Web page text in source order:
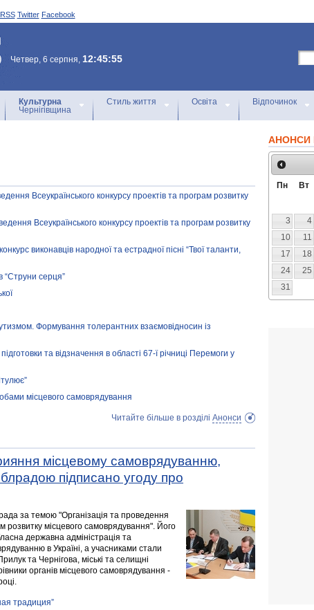
RSS Twitter Facebook
Четвер, 6 серпня, 12:45:55
Культурна
Чернігівщина
Стиль життя Освіта Відпочинок
Всеукраїнського конкурсу проектів та програм розвитку
Всеукраїнського конкурсу проектів та програм розвитку
виконавців народної та естрадної пісні “Твої таланти,
“Струни серця”
Формування толерантних взаємовідносин із
та відзначення в області 67-ї річниці Перемоги у
місцевого самоврядування
Читайте більше в розділі Анонси
місцевому самоврядуванню,
підписано угоду про
за темою "Організація та проведення
розвитку місцевого самоврядування". Його
державна адміністрація та
в Україні, а учасниками стали
та Чернігова, міські та селищні
органів місцевого самоврядування -
традиция”
АНОНСИ
Пн Вт
3
4
10
11
17
18
24
25
31